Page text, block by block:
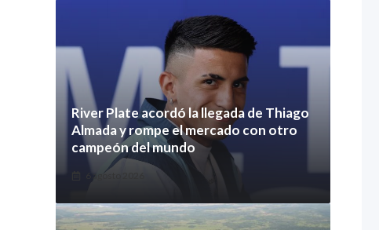
River Plate acordó la llegada de Thiago
Almada y rompe el mercado con otro
campeón del mundo
6 agosto 2026